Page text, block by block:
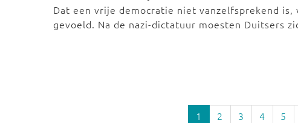
Dat een vrije democratie niet vanzelfsprekend
gevoeld. Na de nazi-dictatuur moesten Duitsers
1 2 3 4 5